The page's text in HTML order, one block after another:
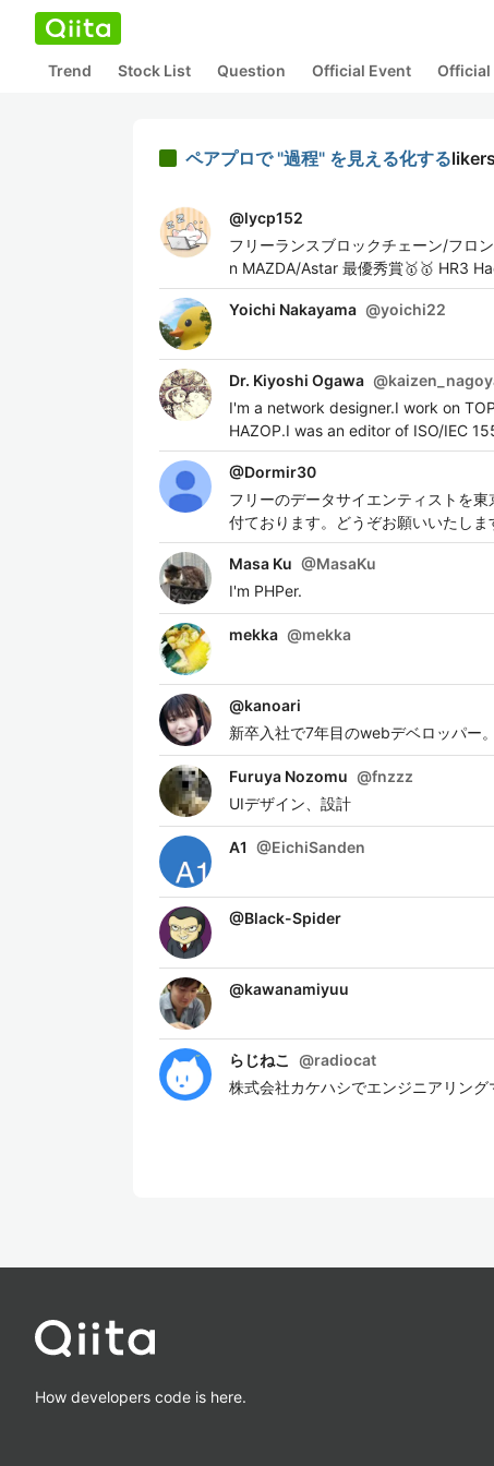
Trend Stock List Question Official Event Official
ペアプロで "過程" を見える化するlikers
@lycp152
フリーランスブロックチェーン/フロ
n MAZDA/Astar 最優秀賞🥇🥇 HR3
Yoichi Nakayama @yoichi22
Dr. Kiyoshi Ogawa @
I'm a network designer.I work on
HAZOP.I was an editor of ISO/IEC
@Dormir30
フリーのデータサイエンティストを
付ております。どうぞお願いいたしま
Masa Ku @MasaKu
I'm PHPer.
mekka @mekka
@kanoari
新卒入社で7年目のwebデベロッパー
Furuya Nozomu @fnzzz
UIデザイン、設計
A1 @EichiSanden
@Black-Spider
@kawanamiyuu
らじねこ @radiocat
株式会社カケハシでエンジニアリング
How developers code is here.